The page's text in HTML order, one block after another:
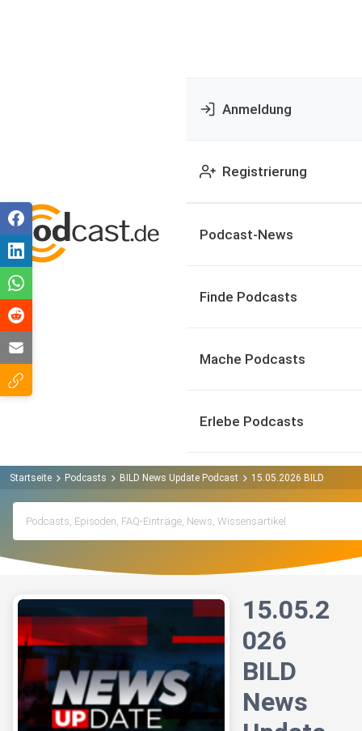
Anmeldung
Registrierung
Podcast-News
Finde Podcasts
Mache Podcasts
Erlebe Podcasts
Startseite Podcasts BILD News Update Podcast 15.05.2026 BILD News
15.05.2
026
BILD
News